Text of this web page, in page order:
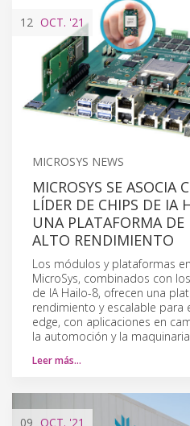
12 OCT. '21
MICROSYS NEWS
MICROSYS SE ASOCIA
LÍDER DE CHIPS DE IA
UNA PLATAFORMA DE
ALTO RENDIMIENTO
Los módulos y plataformas
MicroSys, combinados con
de IA Hailo-8, ofrecen una
rendimiento y escalable para
edge, con aplicaciones en
la automoción y la
Leer más…
09 OCT. '21